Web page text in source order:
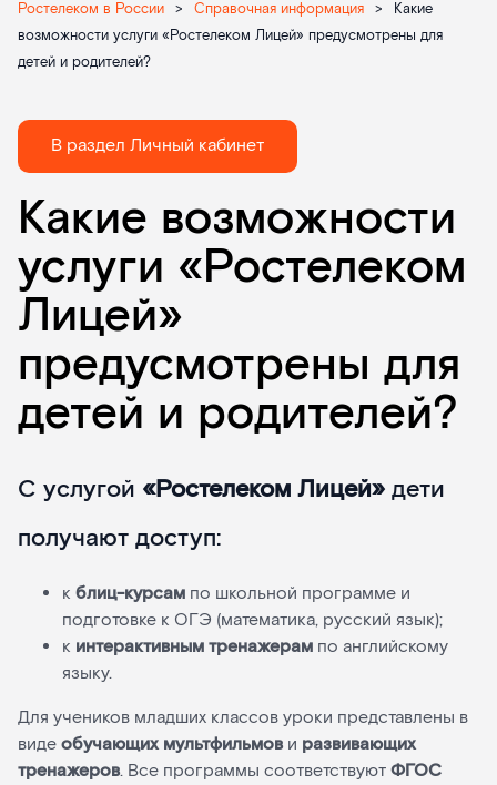
Ростелеком в России > Справочная информация >
Какие
возможности услуги «Ростелеком Лицей» предусмотрены для
детей и родителей?
В раздел Личный кабинет
Какие возможности
услуги «Ростелеком
Лицей»
предусмотрены для
детей и родителей?
С услугой «Ростелеком Лицей» дети
получают доступ:
к блиц-курсам по школьной программе и
подготовке к ОГЭ (математика, русский язык);
к интерактивным тренажерам по английскому
языку.
Для учеников младших классов уроки представлены в
видеобучающих мультфильмови развивающих
тренажеров. Все программы соответствуютФГОС